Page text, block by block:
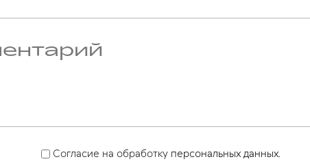
Согласие на обработку персональных данных.